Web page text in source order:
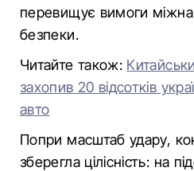
перевищує вимоги
безпеки.
Читайте також:
захопив 20 відсотків
авто
Попри масштаб удару,
зберегла цілісність: на